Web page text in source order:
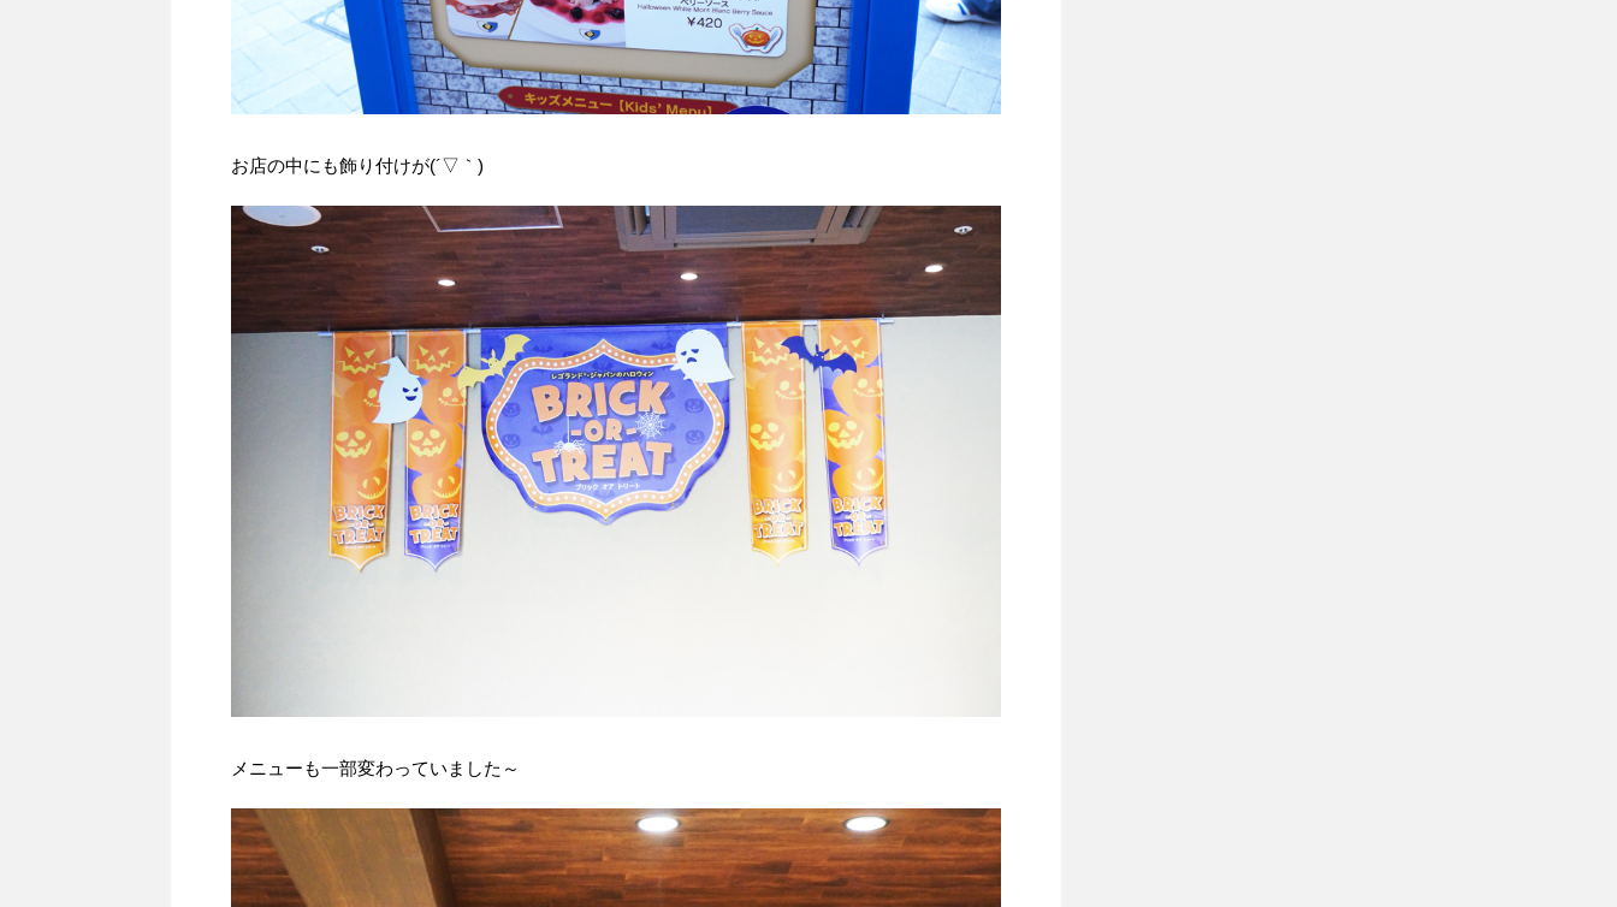
お店の中にも飾り付けが(´▽｀)
メニューも一部変わっていました～